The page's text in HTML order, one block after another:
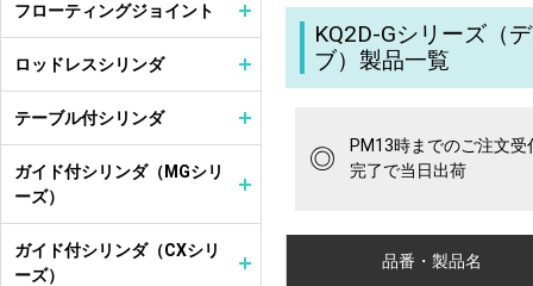
KQ2D-Gシリーズ（
ブ）製品一覧
◎
PM13時までのご注文受
完了で当日出荷
品番・製品名
フローティングジョイント
ロッドレスシリンダ
テーブル付シリンダ
ガイド付シリンダ（MGシリ
ーズ）
ガイド付シリンダ（CXシリ
ーズ）